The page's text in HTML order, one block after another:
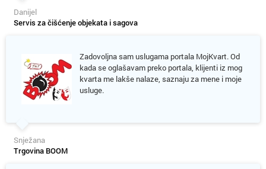
Danijel
Servis za čišćenje objekata i sagova
Zadovoljna sam uslugama portala MojKvart. Od
kada se oglašavam preko portala, klijenti iz mog
kvarta me lakše nalaze, saznaju za mene i moje
usluge.
Snježana
Trgovina BOOM